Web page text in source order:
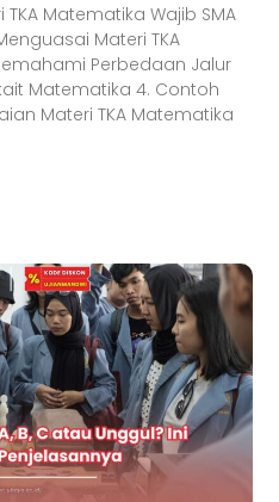
Matematika Wajib SMA
Materi TKA
Perbedaan Jalur
Matematika 4. Contoh
Materi TKA Matematika